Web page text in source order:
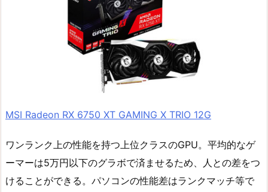
MSI Radeon RX 6750 XT GAMING X TRIO 12G
ワンランク上の性能を持つ上位クラスのGPU。平均的なゲ
ーマーは5万円以下のグラボで済ませるため、人との差をつ
けることができる。パソコンの性能差はランクマッチ等で